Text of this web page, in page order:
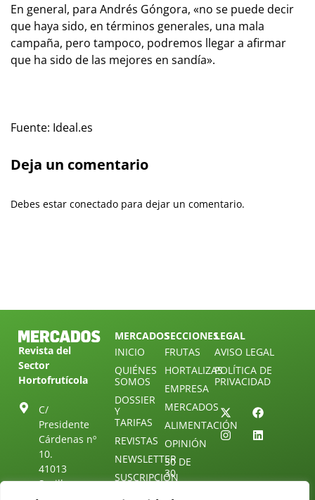
En general, para Andrés Góngora, «no se puede decir
que haya sido, en términos generales, una mala
campaña, pero tampoco, podremos llegar a afirmar
que ha sido de las mejores en sandía».
Fuente: Ideal.es
Deja un comentario
Debes estar conectado para dejar un comentario.
Revista del
Sector
Hortofrutícola
C/
Presidente
Cárdenas nº
10.
41013
Sevilla.
MERCADOS
INICIO
QUIÉNES
SOMOS
DOSSIER
Y
TARIFAS
REVISTAS
NEWSLETTER
SUSCRIPCIÓN
SECCIONES
FRUTAS
HORTALIZAS
EMPRESA
MERCADOS
ALIMENTACIÓN
OPINIÓN
30 DE
30
LEGAL
AVISO LEGAL
POLÍTICA DE
PRIVACIDAD